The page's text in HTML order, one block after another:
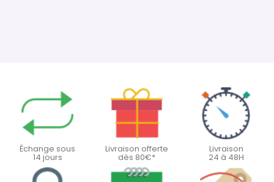
Échange sous
14 jours
Livraison offerte
dès 80€*
Livraison
24 à 48H